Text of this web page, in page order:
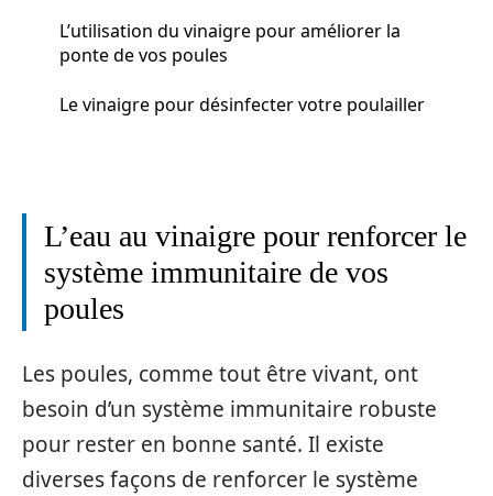
L’utilisation du vinaigre pour améliorer la
ponte de vos poules
Le vinaigre pour désinfecter votre poulailler
L’eau au vinaigre pour renforcer le
système immunitaire de vos
poules
Les poules, comme tout être vivant, ont
besoin d’un système immunitaire robuste
pour rester en bonne santé. Il existe
diverses façons de renforcer le système